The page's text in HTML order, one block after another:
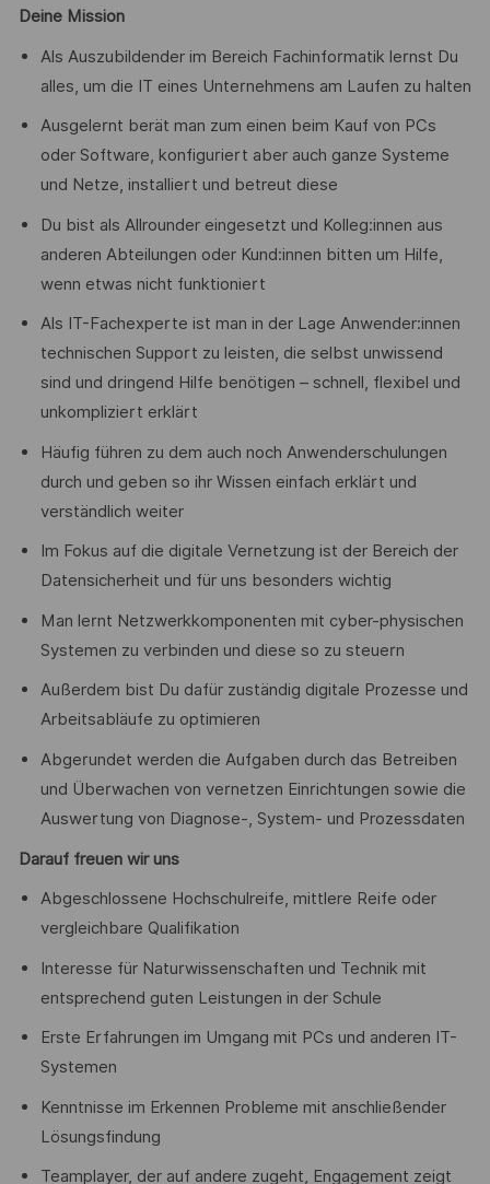
Deine Mission
Als Auszubildender im Bereich Fachinformatik lernst Du
alles, um die IT eines Unternehmens am Laufen zu halten
Ausgelernt berät man zum einen beim Kauf von PCs
oder Software, konfiguriert aber auch ganze Systeme
und Netze, installiert und betreut diese
Du bist als Allrounder eingesetzt und Kolleg:innen aus
anderen Abteilungen oder Kund:innen bitten um Hilfe,
wenn etwas nicht funktioniert
Als IT-Fachexperte ist man in der Lage Anwender:innen
technischen Support zu leisten, die selbst unwissend
sind und dringend Hilfe benötigen – schnell, flexibel und
unkompliziert erklärt
Häufig führen zu dem auch noch Anwenderschulungen
durch und geben so ihr Wissen einfach erklärt und
verständlich weiter
Im Fokus auf die digitale Vernetzung ist der Bereich der
Datensicherheit und für uns besonders wichtig
Man lernt Netzwerkkomponenten mit cyber-physischen
Systemen zu verbinden und diese so zu steuern
Außerdem bist Du dafür zuständig digitale Prozesse und
Arbeitsabläufe zu optimieren
Abgerundet werden die Aufgaben durch das Betreiben
und Überwachen von vernetzen Einrichtungen sowie die
Auswertung von Diagnose-, System- und Prozessdaten
Darauf freuen wir uns
Abgeschlossene Hochschulreife, mittlere Reife oder
vergleichbare Qualifikation
Interesse für Naturwissenschaften und Technik mit
entsprechend guten Leistungen in der Schule
Erste Erfahrungen im Umgang mit PCs und anderen IT-
Systemen
Kenntnisse im Erkennen Probleme mit anschließender
Lösungsfindung
Teamplayer, der auf andere zugeht, Engagement zeigt